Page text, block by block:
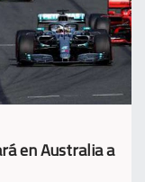
en Australia a